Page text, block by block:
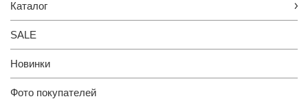
Каталог
SALE
Новинки
Фото покупателей